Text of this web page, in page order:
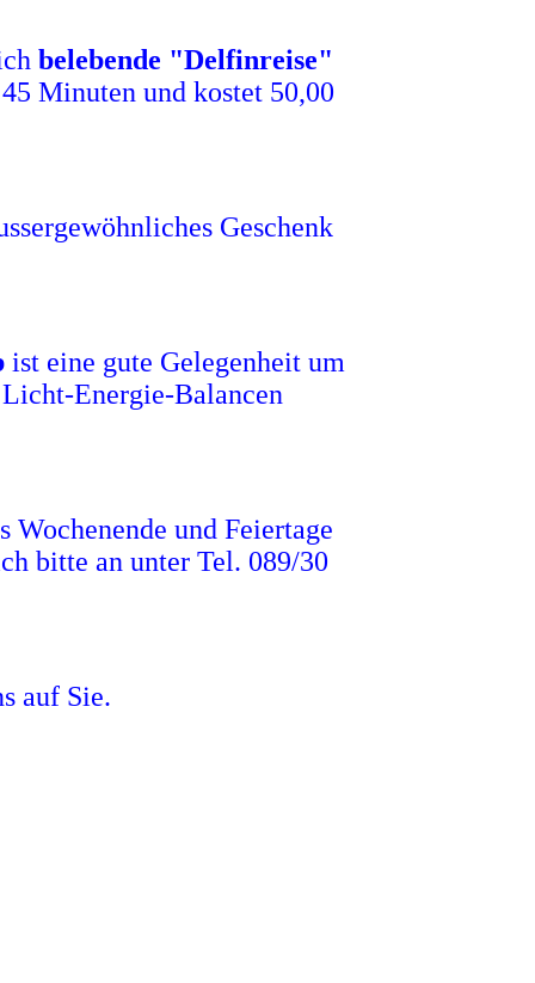
belebende "Delfinreise"
Minuten und kostet 50,00
Geschenk
ist eine gute Gelegenheit um
Energie-Balancen
und Feiertage
bitte an unter Tel. 089/30
auf Sie.